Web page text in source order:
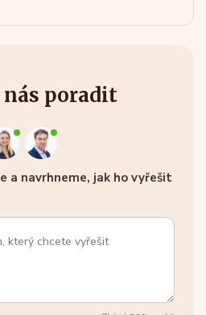
nás poradit
a navrhneme, jak ho vyřešit